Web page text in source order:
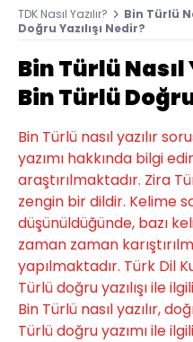
TDK Nasıl Yazılır?
Bin Türlü
Doğru Yazılışı Nedir?
Bin Türlü Nasıl
Bin Türlü
Bin Türlü nasıl yazılır
yazımı hakkında bilgi
araştırılmaktadır. Zira
zengin bir dildir. Kelime
düşünüldüğünde, bazı
zaman zaman
yapılmaktadır. Türk Dil
Türlü doğru yazılışı ile
Bin Türlü nasıl yazılır,
Türlü doğru yazımı ile